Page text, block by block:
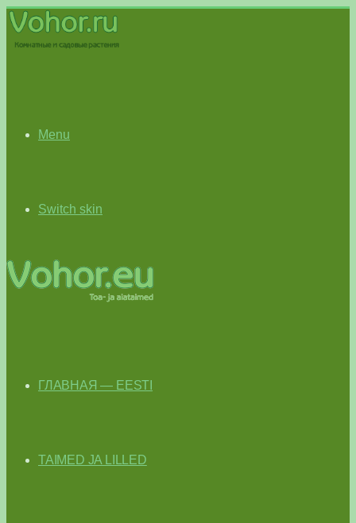
Menu
Switch skin
ГЛАВНАЯ — EESTI
TAIMED JA LILLED